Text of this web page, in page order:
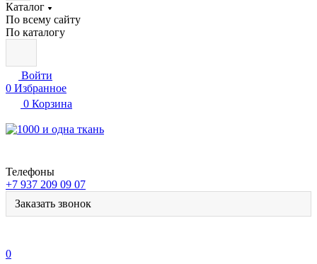
Каталог
По всему сайту
По каталогу
Войти
0 Избранное
0 Корзина
Телефоны
+7 937 209 09 07
Заказать звонок
0